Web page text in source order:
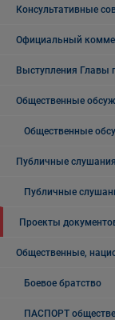
Консультативные
Официальный
Выступления Главы
Общественные
Общественные
Публичные слушания
Публичные
Проекты
Общественные,
Боевое братство
ПАСПОРТ